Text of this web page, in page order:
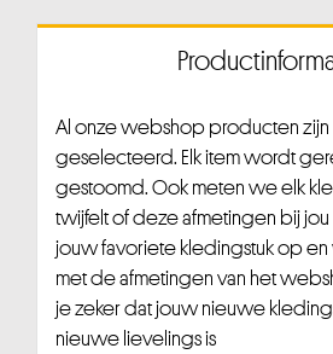
Al onze webshop producten zijn
geselecteerd. Elk item wordt
gestoomd. Ook meten we elk
twijfelt of deze afmetingen bij jou
jouw favoriete kledingstuk op
met de afmetingen van het
je zeker dat jouw nieuwe
nieuwe lievelings is